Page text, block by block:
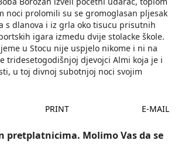
noci prolomili su se gromoglasan pljesak
s dlanova i iz grla oko tisucu prisutnih
igara izmedu dvije stolacke škole.
u Stocu nije uspjelo nikome i ni na
tridesetogodišnjoj djevojci Almi koja je i
u toj divnoj subotnjoj noci svojim
PRINT E-MAIL
pretplatnicima. Molimo Vas da se